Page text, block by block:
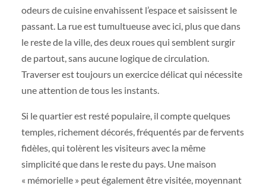
odeurs de cuisine envahissent l’espace et saisissent le
passant. La rue est tumultueuse avec ici, plus que dans
le reste de la ville, des deux roues qui semblent surgir
de partout, sans aucune logique de circulation.
Traverser est toujours un exercice délicat qui nécessite
une attention de tous les instants.
Si le quartier est resté populaire, il compte quelques
temples, richement décorés, fréquentés par de fervents
fidèles, qui tolèrent les visiteurs avec la même
simplicité que dans le reste du pays. Une maison
« mémorielle » peut également être visitée, moyennant